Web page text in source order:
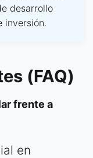
desarrollo
inversión.
(FAQ)
frente a
en